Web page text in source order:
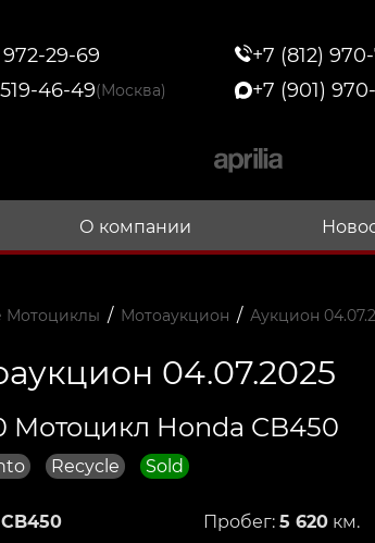
29-69
46-49(Москва)
+7 (812)
+7 (901)
О компании
Мотоциклы / Мотоаукцион / Аукцион
04.07.2025
Мотоцикл Honda CB450
Recycle Sold
CB450
Пробег: 5 620 км.